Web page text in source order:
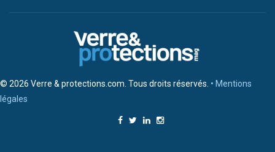
© 2026 Verre & protections.com. Tous droits réservés. • Mentions
légales